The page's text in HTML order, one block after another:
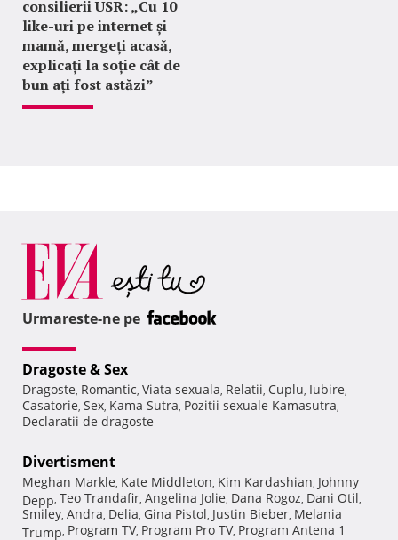
consilierii USR: „Cu 10
like-uri pe internet și
mamă, mergeți acasă,
explicați la soție cât de
bun ați fost astăzi”
Urmareste-ne pe
Dragoste & Sex
Dragoste, Romantic, Viata sexuala, Relatii, Cuplu, Iubire,
Casatorie, Sex, Kama Sutra, Pozitii sexuale Kamasutra,
Declaratii de dragoste
Divertisment
Meghan Markle, Kate Middleton, Kim Kardashian, Johnny
Depp, Teo Trandafir, Angelina Jolie, Dana Rogoz, Dani Otil,
Smiley, Andra, Delia, Gina Pistol, Justin Bieber, Melania
Trump, Program TV, Program Pro TV, Program Antena 1